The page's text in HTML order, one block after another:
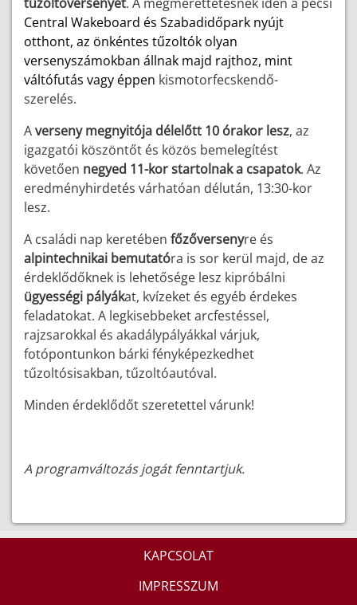
Central Wakeboard és Szabadidőpark nyújt
otthont, az önkéntes tűzoltók olyan
versenyszámokban állnak majd rajthoz, mint
váltófutás vagy éppen kismotorfecskendő-
szerelés.
Averseny megnyitója délelőtt 10 órakor lesz, az
igazgatói köszöntőt és közös bemelegítést
követően negyed 11-kor startolnak a csapatok. Az
eredményhirdetés várhatóan délután, 13:30-kor
lesz.
A családi nap keretében főzőversenyre és
alpintechnikai bemutatóra is sor kerül majd, de az
érdeklődőknek is lehetősége lesz kipróbálni
ügyességi pályákat, kvízeket és egyéb érdekes
feladatokat. A legkisebbeket arcfestéssel,
rajzsarokkal és akadálypályákkal várjuk,
fotópontunkon bárki fényképezkedhet
tűzoltósisakban, tűzoltóautóval.
Minden érdeklődőt szeretettel várunk!
A programváltozás jogát fenntartjuk.
KAPCSOLAT
IMPRESSZUM